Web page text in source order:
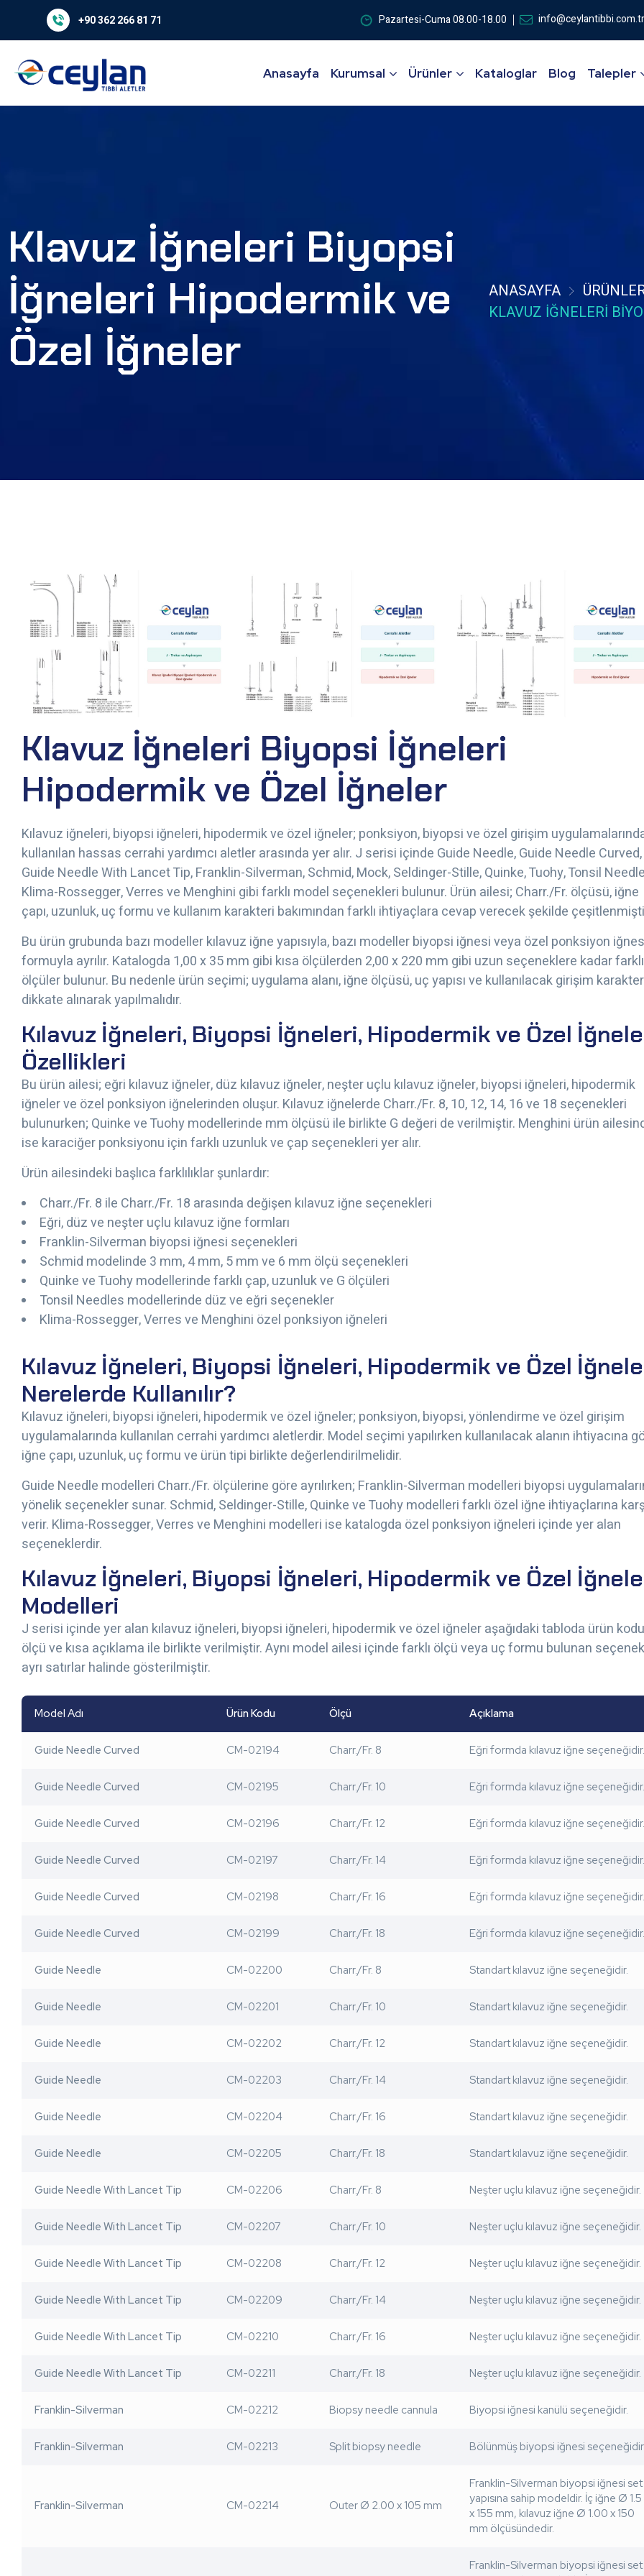
+90 362 266 81 71 Pazartesi-Cuma 08.00-18.00 info@ceylantibbi.com.tr
Anasayfa Kurumsal Ürünler Kataloglar Blog Talepler
Klavuz İğneleri Biyopsi
İğneleri Hipodermik ve
Özel İğneler
ANASAYFA
KLAVUZ İĞNELERI
Klavuz İğneleri Biyopsi İğneleri
Hipodermik ve Özel İğneler
Kılavuz iğneleri, biyopsi iğneleri, hipodermik ve özel iğneler; ponksiyon, biyopsi ve özel girişim
kullanılan hassas cerrahi yardımcı aletler arasında yer alır. J serisi içinde Guide Needle, Guide Needle Curved,
Guide Needle With Lancet Tip, Franklin-Silverman, Schmid, Mock, Seldinger-Stille, Quinke, Tuohy, Tonsil
Klima-Rossegger, Verres ve Menghini gibi farklı model seçenekleri bulunur. Ürün ailesi; Charr./Fr. ölçüsü, iğne
çapı, uzunluk, uç formu ve kullanım karakteri bakımından farklı ihtiyaçlara cevap verecek şekilde
Bu ürün grubunda bazı modeller kılavuz iğne yapısıyla, bazı modeller biyopsi iğnesi veya özel ponksiyon
formuyla ayrılır. Katalogda 1,00 x 35 mm gibi kısa ölçülerden 2,00 x 220 mm gibi uzun seçeneklere kadar farklı
ölçüler bulunur. Bu nedenle ürün seçimi; uygulama alanı, iğne ölçüsü, uç yapısı ve kullanılacak girişim
dikkate alınarak yapılmalıdır.
Kılavuz İğneleri, Biyopsi İğneleri, Hipodermik ve Özel
Özellikleri
Bu ürün ailesi; eğri kılavuz iğneler, düz kılavuz iğneler, neşter uçlu kılavuz iğneler, biyopsi iğneleri, hipodermik
iğneler ve özel ponksiyon iğnelerinden oluşur. Kılavuz iğnelerde Charr./Fr. 8, 10, 12, 14, 16 ve 18 seçenekleri
bulunurken; Quinke ve Tuohy modellerinde mm ölçüsü ile birlikte G değeri de verilmiştir. Menghini ürün
ise karaciğer ponksiyonu için farklı uzunluk ve çap seçenekleri yer alır.
Ürün ailesindeki başlıca farklılıklar şunlardır:
Charr./Fr. 8 ile Charr./Fr. 18 arasında değişen kılavuz iğne seçenekleri
Eğri, düz ve neşter uçlu kılavuz iğne formları
Franklin-Silverman biyopsi iğnesi seçenekleri
Schmid modelinde 3 mm, 4 mm, 5 mm ve 6 mm ölçü seçenekleri
Quinke ve Tuohy modellerinde farklı çap, uzunluk ve G ölçüleri
Tonsil Needles modellerinde düz ve eğri seçenekler
Klima-Rossegger, Verres ve Menghini özel ponksiyon iğneleri
Kılavuz İğneleri, Biyopsi İğneleri, Hipodermik ve Özel
Nerelerde Kullanılır?
Kılavuz iğneleri, biyopsi iğneleri, hipodermik ve özel iğneler; ponksiyon, biyopsi, yönlendirme ve özel girişim
uygulamalarında kullanılan cerrahi yardımcı aletlerdir. Model seçimi yapılırken kullanılacak alanın ihtiyacına
iğne çapı, uzunluk, uç formu ve ürün tipi birlikte değerlendirilmelidir.
Guide Needle modelleri Charr./Fr. ölçülerine göre ayrılırken; Franklin-Silverman modelleri biyopsi
yönelik seçenekler sunar. Schmid, Seldinger-Stille, Quinke ve Tuohy modelleri farklı özel iğne ihtiyaçlarına
verir. Klima-Rossegger, Verres ve Menghini modelleri ise katalogda özel ponksiyon iğneleri içinde yer alan
seçeneklerdir.
Kılavuz İğneleri, Biyopsi İğneleri, Hipodermik ve Özel
Modelleri
J serisi içinde yer alan kılavuz iğneleri, biyopsi iğneleri, hipodermik ve özel iğneler aşağıdaki tabloda ürün
ölçü ve kısa açıklama ile birlikte verilmiştir. Aynı model ailesi içinde farklı ölçü veya uç formu bulunan
ayrı satırlar halinde gösterilmiştir.
Model Adı Ürün Kodu Ölçü Açıklama
Guide Needle Curved CM-02194 Charr./Fr. 8 Eğri formda kılavuz iğne seçeneğidir.
Guide Needle Curved CM-02195 Charr./Fr. 10 Eğri formda kılavuz iğne seçeneğidir.
Guide Needle Curved CM-02196 Charr./Fr. 12 Eğri formda kılavuz iğne seçeneğidir.
Guide Needle Curved CM-02197 Charr./Fr. 14 Eğri formda kılavuz iğne seçeneğidir.
Guide Needle Curved CM-02198 Charr./Fr. 16 Eğri formda kılavuz iğne seçeneğidir.
Guide Needle Curved CM-02199 Charr./Fr. 18 Eğri formda kılavuz iğne seçeneğidir.
Guide Needle CM-02200 Charr./Fr. 8 Standart kılavuz iğne seçeneğidir.
Guide Needle CM-02201 Charr./Fr. 10 Standart kılavuz iğne seçeneğidir.
Guide Needle CM-02202 Charr./Fr. 12 Standart kılavuz iğne seçeneğidir.
Guide Needle CM-02203 Charr./Fr. 14 Standart kılavuz iğne seçeneğidir.
Guide Needle CM-02204 Charr./Fr. 16 Standart kılavuz iğne seçeneğidir.
Guide Needle CM-02205 Charr./Fr. 18 Standart kılavuz iğne seçeneğidir.
Guide Needle With Lancet Tip CM-02206 Charr./Fr. 8 Neşter uçlu kılavuz iğne seçeneğidir.
Guide Needle With Lancet Tip CM-02207 Charr./Fr. 10 Neşter uçlu kılavuz iğne seçeneğidir.
Guide Needle With Lancet Tip CM-02208 Charr./Fr. 12 Neşter uçlu kılavuz iğne seçeneğidir.
Guide Needle With Lancet Tip CM-02209 Charr./Fr. 14 Neşter uçlu kılavuz iğne seçeneğidir.
Guide Needle With Lancet Tip CM-02210 Charr./Fr. 16 Neşter uçlu kılavuz iğne seçeneğidir.
Guide Needle With Lancet Tip CM-02211 Charr./Fr. 18 Neşter uçlu kılavuz iğne seçeneğidir.
Franklin-Silverman CM-02212 Biopsy needle cannula Biyopsi iğnesi kanülü seçeneğidir.
Franklin-Silverman CM-02213 Split biopsy needle Bölünmüş biyopsi iğnesi seçeneğidir.
Franklin-Silverman CM-02214 Outer Ø 2.00 x 105 mm
Franklin-Silverman biyopsi iğnesi set
yapısına sahip modeldir. İç iğne Ø 1.5
x 155 mm, kılavuz iğne Ø 1.00 x 150
mm ölçüsündedir.
Franklin-Silverman biyopsi iğnesi set